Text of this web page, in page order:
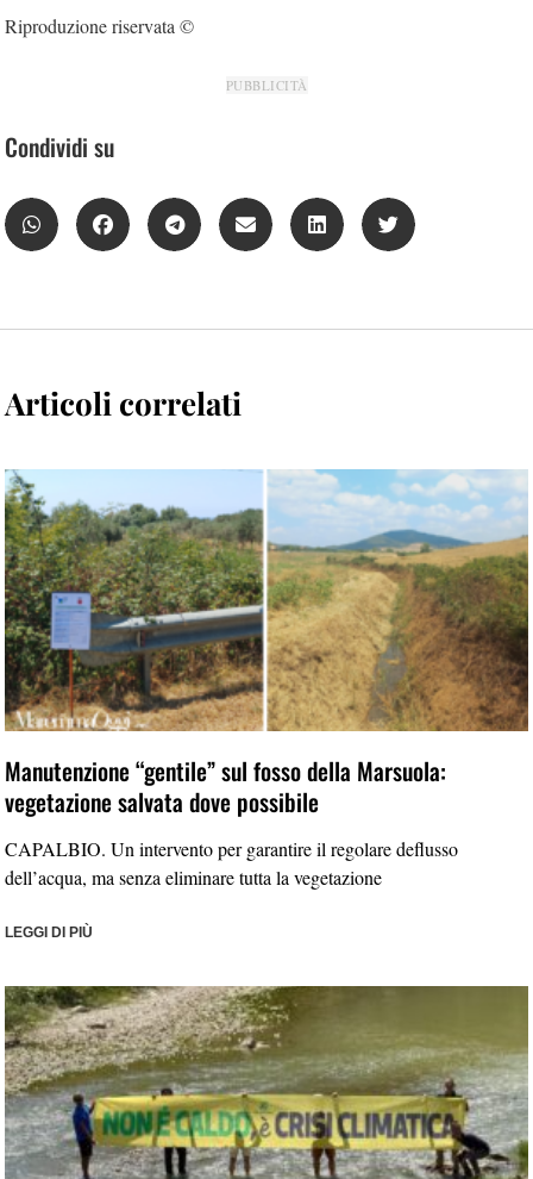
Riproduzione riservata ©
PUBBLICITÀ
Condividi su
Articoli correlati
Manutenzione “gentile” sul fosso della Marsuola:
vegetazione salvata dove possibile
CAPALBIO. Un intervento per garantire il regolare deflusso
dell’acqua, ma senza eliminare tutta la vegetazione
LEGGI DI PIÙ